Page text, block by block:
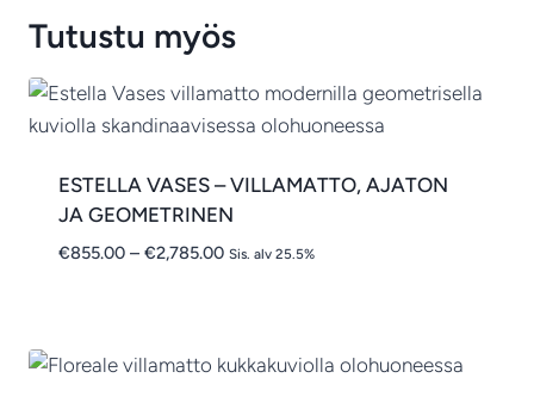
€599.00
Tutustu myös
ESTELLA VASES – VILLAMATTO, AJATON
JA GEOMETRINEN
€855.00 – €2,785.00Hintaluokka:
Sis. alv 25.5%